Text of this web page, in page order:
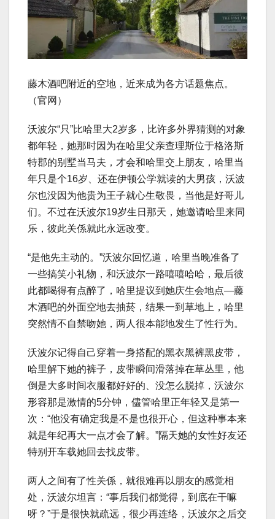
藤木酒吧附近的空地，近来成为各方话题焦点。
（官网）
沃波尔“只”比哈里大2岁多，比许多外界猜测的对象
都年轻，她那时因为在哈里父亲查理斯位于格洛斯
特郡的别墅当马夫，才会和哈里交上朋友，哈里当
年只是个16岁、还在伊顿公学就读的大男孩，沃波
尔也没因为他贵为王子就心生敬畏，当他是好哥儿
们。不过在沃波尔19岁生日那天，她邀请哈里来同
乐，彼此关係就此永远改变。
“是他先主动的。”沃波尔回忆道，哈里当晚准备了
一些搞笑小礼物，和沃波尔一路嘻嘻哈哈，最后彼
此都喝得有点醉了，哈里提议到她庆生会地点—藤
木酒吧的外面空地去抽菸，结果一到草地上，哈里
突然情不自禁吻她，两人很本能地发生了性行为。
沃波尔记得自己穿着一身搭配的黑衣黑裤黑皮带，
哈里解下她的裤子，皮带瞬间滑落掉在草丛里，他
倒是大多时间衣服都好好的、没怎么脱掉，沃波尔
形容那是激情的5分钟，儘管哈里正年轻又是第一
次：“他没有确定我是不是也很开心，但这种事本来
就是年纪再大一点才会了解。”隔天她的女性好友还
特别开车载她回去找皮带。
两人之间有了性关係，就很难再以朋友的感觉相
处，沃波尔坦言：“事后我们都觉得，到底在干嘛
呀？”于是很快就疏远，很少再连络，沃波尔之后交